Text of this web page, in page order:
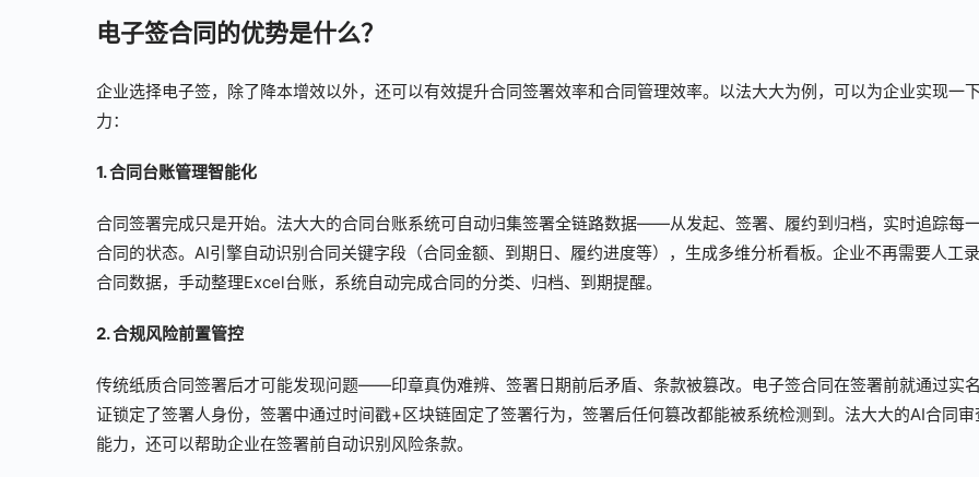
电子签合同的优势是什么？
企业选择电子签，除了降本增效以外，还可以有效提升合同签署效率和合同管理效率。以法大大为例，可以为企业实现一
力：
1. 合同台账管理智能化
合同签署完成只是开始。法大大的合同台账系统可自动归集签署全链路数据——从发起、签署、履约到归档，实时追踪每
合同的状态。AI引擎自动识别合同关键字段（合同金额、到期日、履约进度等），生成多维分析看板。企业不再需要人工
合同数据，手动整理Excel台账，系统自动完成合同的分类、归档、到期提醒。
2. 合规风险前置管控
传统纸质合同签署后才可能发现问题——印章真伪难辨、签署日期前后矛盾、条款被篡改。电子签合同在签署前就通过实
证锁定了签署人身份，签署中通过时间戳+区块链固定了签署行为，签署后任何篡改都能被系统检测到。法大大的AI合同审
能力，还可以帮助企业在签署前自动识别风险条款。